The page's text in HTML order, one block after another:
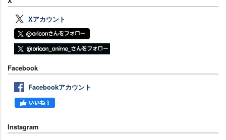
Xアカウント
Facebook
Facebookアカウント
Instagram